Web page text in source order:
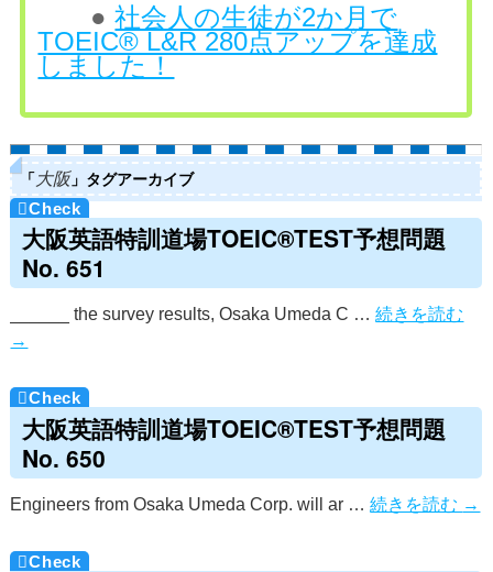
●社会人の生徒が2か月で
TOEIC® L&R 280点アップを達成
しました！
「大阪」タグアーカイブ
大阪英語特訓道場TOEIC®TEST予想問題
No. 651
______ the survey results, Osaka Umeda C …続きを読む
→
大阪英語特訓道場TOEIC®TEST予想問題
No. 650
Engineers from Osaka Umeda Corp. will ar …続きを読む →